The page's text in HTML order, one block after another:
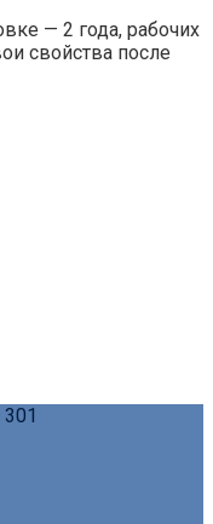
— 2 года, рабочих
свойства после